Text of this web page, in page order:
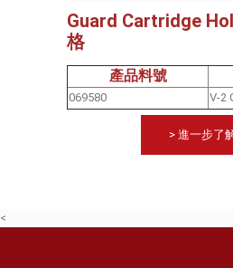
> 進一步了
Guard Cartridge
格
產品料號
069580 V-
<